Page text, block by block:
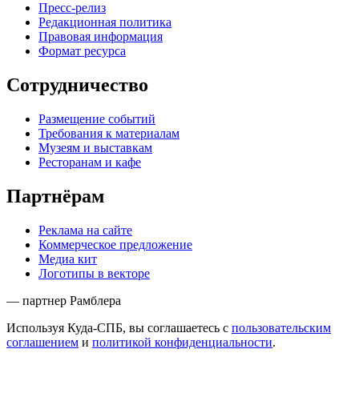
Пресс-релиз
Редакционная политика
Правовая информация
Формат ресурса
Сотрудничество
Размещение событий
Требования к материалам
Музеям и выставкам
Ресторанам и кафе
Партнёрам
Реклама на сайте
Коммерческое предложение
Медиа кит
Логотипы в векторе
— партнер Рамблера
Используя Куда-СПБ, вы соглашаетесь с пользовательским
соглашением и политикой конфиденциальности.